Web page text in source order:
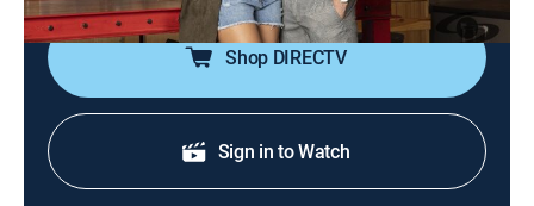
Shop DIRECTV
Sign in to Watch